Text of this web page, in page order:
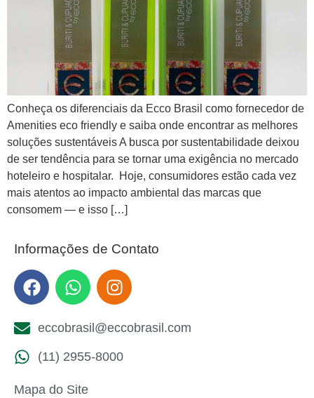
Conheça os diferenciais da Ecco Brasil como fornecedor de
Amenities eco friendly e saiba onde encontrar as melhores
soluções sustentáveis A busca por sustentabilidade deixou
de ser tendência para se tornar uma exigência no mercado
hoteleiro e hospitalar. Hoje, consumidores estão cada vez
mais atentos ao impacto ambiental das marcas que
consomem — e isso […]
Informações de Contato
eccobrasil@eccobrasil.com
(11) 2955-8000
Mapa do Site